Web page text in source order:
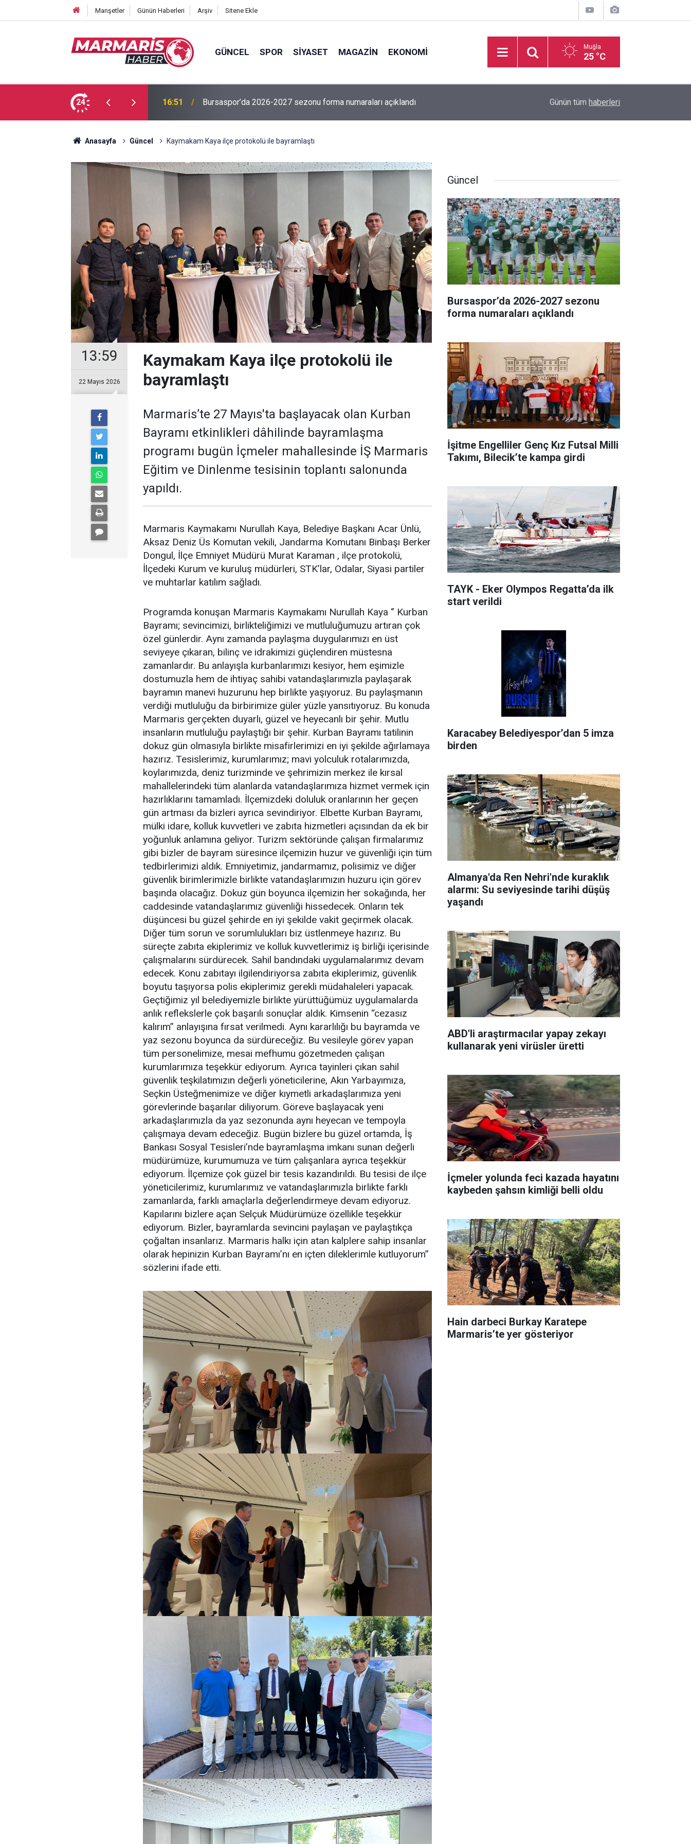
Manşetler Günün Haberleri Arşiv Sitene Ekle
GÜNCEL SPOR SIYASET MAGAZIN EKONOMI Muğla
25 °C
24 16:51 Bursaspor’da 2026-2027 sezonu forma numaraları açıklandı İşitme Engelliler Genç Kız Futsal Milli Takımı,
Günün tüm haberleri
Anasayfa Güncel Kaymakam Kaya ilçe protokolü ile bayramlaştı
13:59
22 Mayıs 2026
Kaymakam Kaya ilçe protokolü ile
bayramlaştı
Marmaris’te 27 Mayıs'ta başlayacak olan Kurban
Bayramı etkinlikleri dâhilinde bayramlaşma
programı bugün İçmeler mahallesinde İŞ Marmaris
Eğitim ve Dinlenme tesisinin toplantı salonunda
yapıldı.
Marmaris Kaymakamı Nurullah Kaya, Belediye Başkanı Acar Ünlü,
Aksaz Deniz Üs Komutan vekili, Jandarma Komutanı Binbaşı Berker
Dongul, İlçe Emniyet Müdürü Murat Karaman , ilçe protokolü,
İlçedeki Kurum ve kuruluş müdürleri, STK’lar, Odalar, Siyasi partiler
ve muhtarlar katılım sağladı.
Programda konuşan Marmaris Kaymakamı Nurullah Kaya ‘’ Kurban
Bayramı; sevincimizi, birlikteliğimizi ve mutluluğumuzu artıran çok
özel günlerdir. Aynı zamanda paylaşma duygularımızı en üst
seviyeye çıkaran, bilinç ve idrakimizi güçlendiren müstesna
zamanlardır. Bu anlayışla kurbanlarımızı kesiyor, hem eşimizle
dostumuzla hem de ihtiyaç sahibi vatandaşlarımızla paylaşarak
bayramın manevi huzurunu hep birlikte yaşıyoruz. Bu paylaşmanın
verdiği mutluluğu da birbirimize güler yüzle yansıtıyoruz. Bu konuda
Marmaris gerçekten duyarlı, güzel ve heyecanlı bir şehir. Mutlu
insanların mutluluğu paylaştığı bir şehir. Kurban Bayramı tatilinin
dokuz gün olmasıyla birlikte misafirlerimizi en iyi şekilde ağırlamaya
hazırız. Tesislerimiz, kurumlarımız; mavi yolculuk rotalarımızda,
koylarımızda, deniz turizminde ve şehrimizin merkez ile kırsal
mahallelerindeki tüm alanlarda vatandaşlarımıza hizmet vermek için
hazırlıklarını tamamladı. İlçemizdeki doluluk oranlarının her geçen
gün artması da bizleri ayrıca sevindiriyor. Elbette Kurban Bayramı,
mülki idare, kolluk kuvvetleri ve zabıta hizmetleri açısından da ek bir
yoğunluk anlamına geliyor. Turizm sektöründe çalışan firmalarımız
gibi bizler de bayram süresince ilçemizin huzur ve güvenliği için tüm
tedbirlerimizi aldık. Emniyetimiz, jandarmamız, polisimiz ve diğer
güvenlik birimlerimizle birlikte vatandaşlarımızın huzuru için görev
başında olacağız. Dokuz gün boyunca ilçemizin her sokağında, her
caddesinde vatandaşlarımız güvenliği hissedecek. Onların tek
düşüncesi bu güzel şehirde en iyi şekilde vakit geçirmek olacak.
Diğer tüm sorun ve sorumlulukları biz üstlenmeye hazırız. Bu
süreçte zabıta ekiplerimiz ve kolluk kuvvetlerimiz iş birliği içerisinde
çalışmalarını sürdürecek. Sahil bandındaki uygulamalarımız devam
edecek. Konu zabıtayı ilgilendiriyorsa zabıta ekiplerimiz, güvenlik
boyutu taşıyorsa polis ekiplerimiz gerekli müdahaleleri yapacak.
Geçtiğimiz yıl belediyemizle birlikte yürüttüğümüz uygulamalarda
anlık reflekslerle çok başarılı sonuçlar aldık. Kimsenin “cezasız
kalırım” anlayışına fırsat verilmedi. Aynı kararlılığı bu bayramda ve
yaz sezonu boyunca da sürdüreceğiz. Bu vesileyle görev yapan
tüm personelimize, mesai mefhumu gözetmeden çalışan
kurumlarımıza teşekkür ediyorum. Ayrıca tayinleri çıkan sahil
güvenlik teşkilatımızın değerli yöneticilerine, Akın Yarbayımıza,
Seçkin Üsteğmenimize ve diğer kıymetli arkadaşlarımıza yeni
görevlerinde başarılar diliyorum. Göreve başlayacak yeni
arkadaşlarımızla da yaz sezonunda aynı heyecan ve tempoyla
çalışmaya devam edeceğiz. Bugün bizlere bu güzel ortamda, İş
Bankası Sosyal Tesisleri’nde bayramlaşma imkanı sunan değerli
müdürümüze, kurumumuza ve tüm çalışanlara ayrıca teşekkür
ediyorum. İlçemize çok güzel bir tesis kazandırıldı. Bu tesisi de ilçe
yöneticilerimiz, kurumlarımız ve vatandaşlarımızla birlikte farklı
zamanlarda, farklı amaçlarla değerlendirmeye devam ediyoruz.
Kapılarını bizlere açan Selçuk Müdürümüze özellikle teşekkür
ediyorum. Bizler, bayramlarda sevincini paylaşan ve paylaştıkça
çoğaltan insanlarız. Marmaris halkı için atan kalplere sahip insanlar
olarak hepinizin Kurban Bayramı’nı en içten dileklerimle kutluyorum’’
sözlerini ifade etti.
Güncel
Bursaspor’da 2026-2027 sezonu
forma numaraları açıklandı
İşitme Engelliler Genç Kız Futsal Milli
Takımı, Bilecik’te kampa girdi
TAYK - Eker Olympos Regatta’da ilk
start verildi
Karacabey Belediyespor’dan 5 imza
birden
Almanya'da Ren Nehri'nde kuraklık
alarmı: Su seviyesinde tarihi düşüş
yaşandı
ABD'li araştırmacılar yapay zekayı
kullanarak yeni virüsler üretti
İçmeler yolunda feci kazada hayatını
kaybeden şahsın kimliği belli oldu
Hain darbeci Burkay Karatepe
Marmaris’te yer gösteriyor